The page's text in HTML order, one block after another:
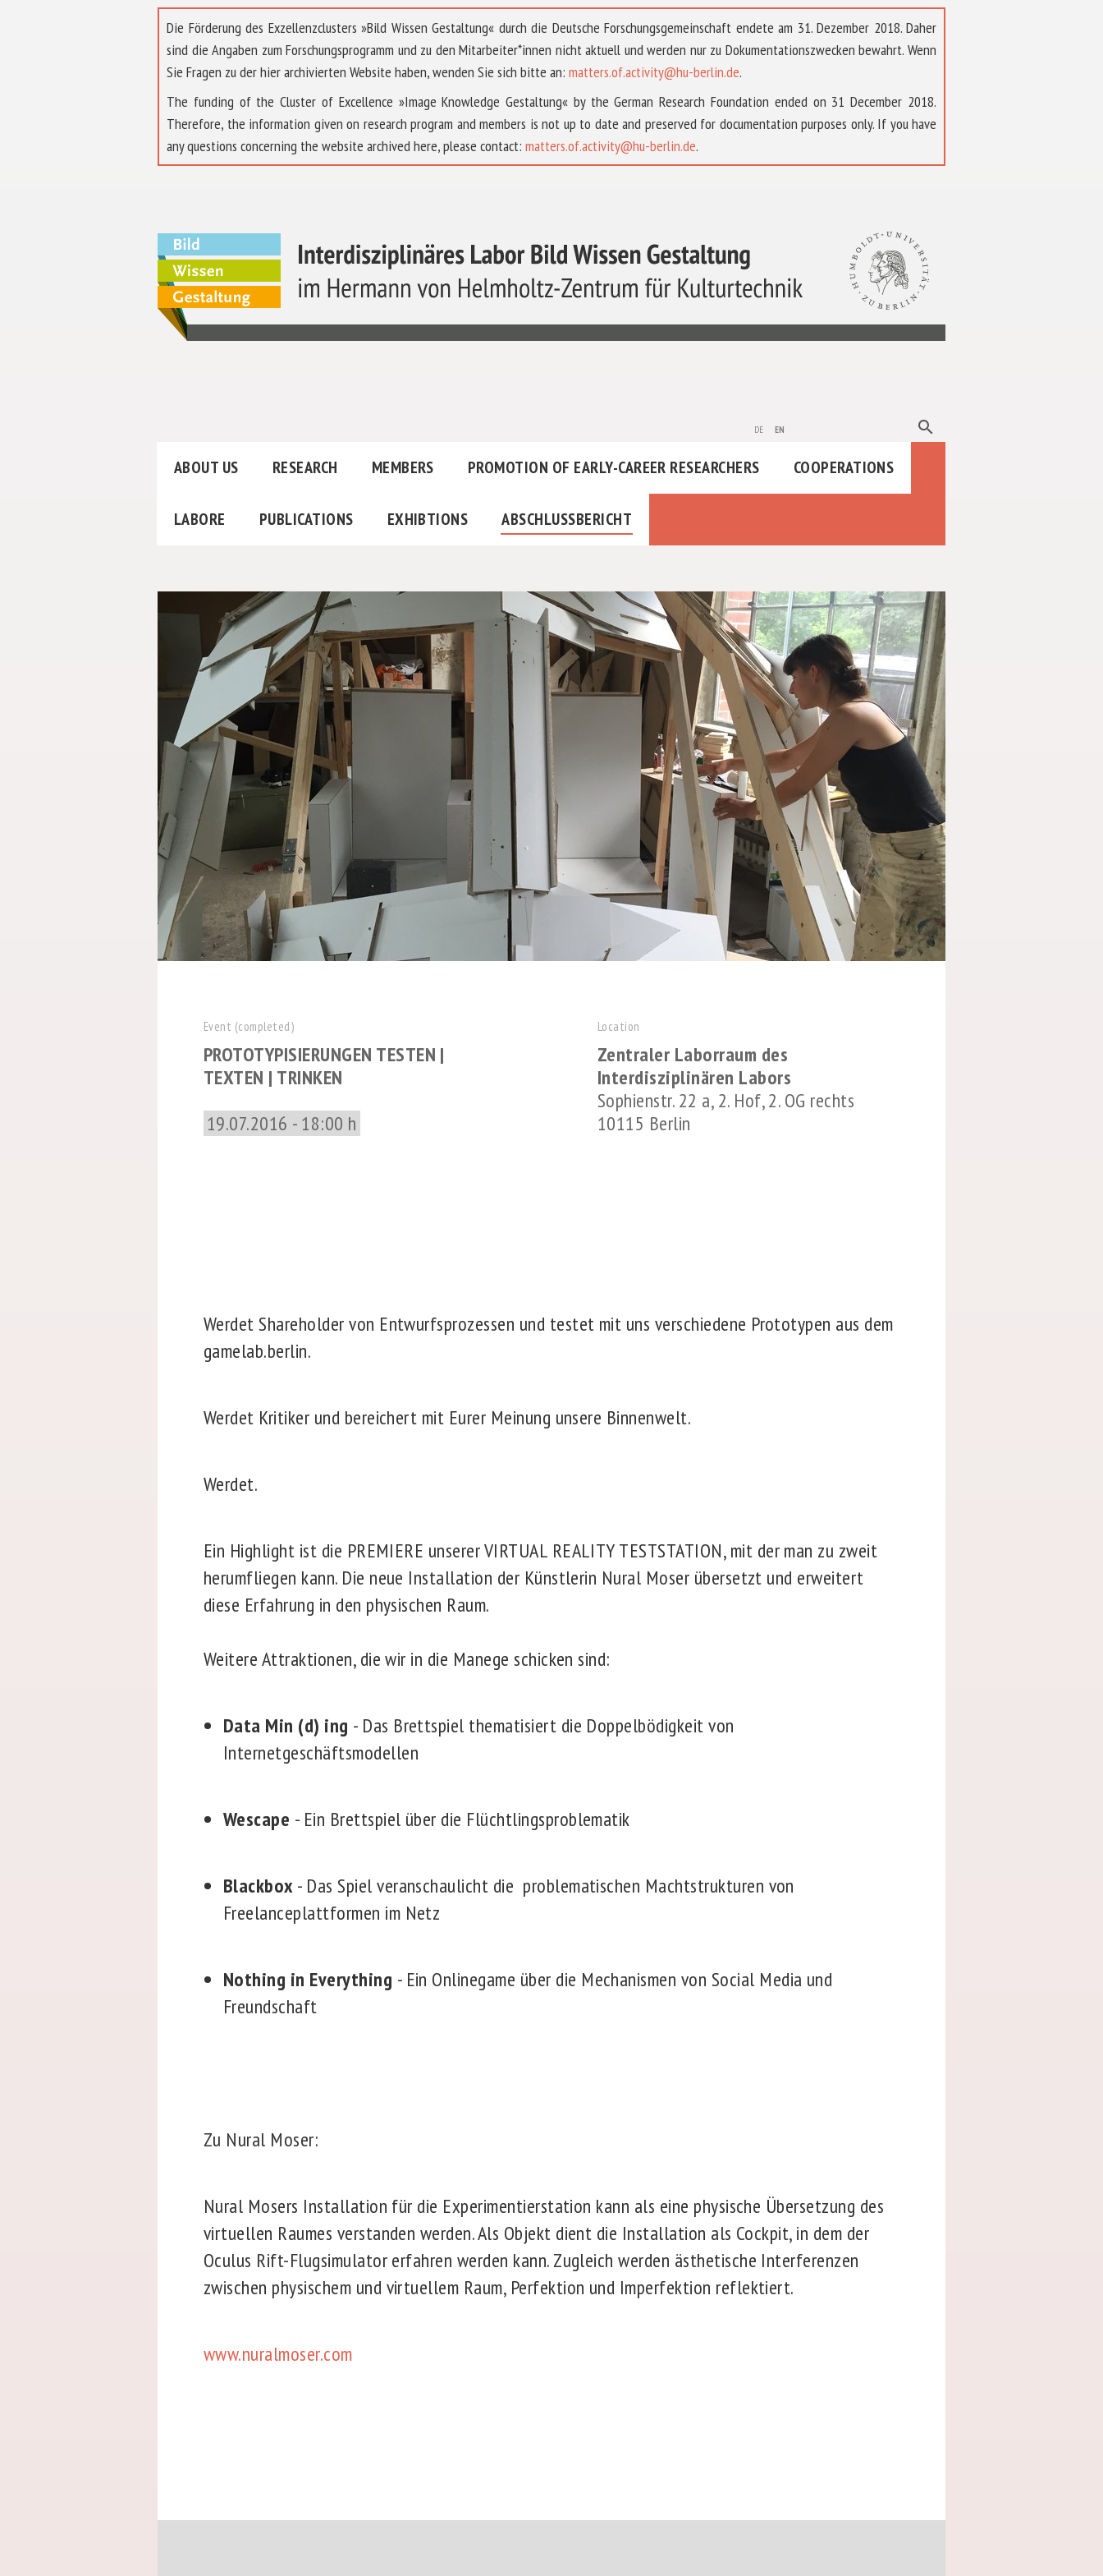
Die Förderung des Exzellenzclusters »Bild Wissen Gestaltung« durch die Deutsche Forschungsgemeinschaft endete am 31. Dezember 2018. Daher
sind die Angaben zum Forschungsprogramm und zu den Mitarbeiter*innen nicht aktuell und werden nur zu Dokumentationszwecken bewahrt. Wenn
Sie Fragen zu der hier archivierten Website haben, wenden Sie sich bitte an: matters.of.activity@hu-berlin.de.
The funding of the Cluster of Excellence »Image Knowledge Gestaltung« by the German Research Foundation ended on 31 December 2018.
Therefore, the information given on research program and members is not up to date and preserved for documentation purposes only. If you have
any questions concerning the website archived here, please contact: matters.of.activity@hu-berlin.de.
de en search
ABOUT US RESEARCH MEMBERS PROMOTION OF EARLY-CAREER RESEARCHERS COOPERATIONS
LABORE PUBLICATIONS EXHIBTIONS ABSCHLUSSBERICHT
Event (completed)
PROTOTYPISIERUNGEN TESTEN |
TEXTEN | TRINKEN
19.07.2016 - 18:00 h
Location
Zentraler Laborraum des
Interdisziplinären Labors
Sophienstr. 22 a, 2. Hof, 2. OG rechts
10115 Berlin
Werdet Shareholder von Entwurfsprozessen und testet mit uns verschiedene Prototypen aus dem
gamelab.berlin.
Werdet Kritiker und bereichert mit Eurer Meinung unsere Binnenwelt.
Werdet.
Ein Highlight ist die PREMIERE unserer VIRTUAL REALITY TESTSTATION, mit der man zu zweit
herumfliegen kann. Die neue Installation der Künstlerin Nural Moser übersetzt und erweitert
diese Erfahrung in den physischen Raum.
Weitere Attraktionen, die wir in die Manege schicken sind:
Data Min (d) ing - Das Brettspiel thematisiert die Doppelbödigkeit von
Internetgeschäftsmodellen
Wescape - Ein Brettspiel über die Flüchtlingsproblematik
Blackbox- Das Spiel veranschaulicht die problematischen Machtstrukturen von
Freelanceplattformen im Netz
Nothing in Everything - Ein Onlinegame über die Mechanismen von Social Media und
Freundschaft
Zu Nural Moser:
Nural Mosers Installation für die Experimentierstation kann als eine physische Übersetzung des
virtuellen Raumes verstanden werden. Als Objekt dient die Installation als Cockpit, in dem der
Oculus Rift-Flugsimulator erfahren werden kann. Zugleich werden ästhetische Interferenzen
zwischen physischem und virtuellem Raum, Perfektion und Imperfektion reflektiert.
www.nuralmoser.com